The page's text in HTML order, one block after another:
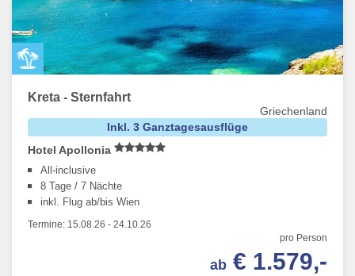
Kreta - Sternfahrt
Griechenland
Inkl. 3 Ganztagesausflüge
Hotel Apollonia
All-inclusive
8 Tage / 7 Nächte
inkl. Flug ab/bis Wien
Termine: 15.08.26 - 24.10.26
pro Person
ab € 1.579,-